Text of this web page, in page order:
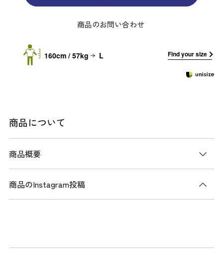
商品のお問い合わせ
160cm / 57kg L Find your size
商品について
商品概要
商品説明
乾性にも優れているため、汗をかいても快適な着用感が持続
商品のInstagram投稿